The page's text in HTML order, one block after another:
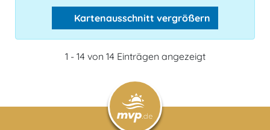
Kartenausschnitt vergrößern
1 - 14 von 14 Einträgen angezeigt